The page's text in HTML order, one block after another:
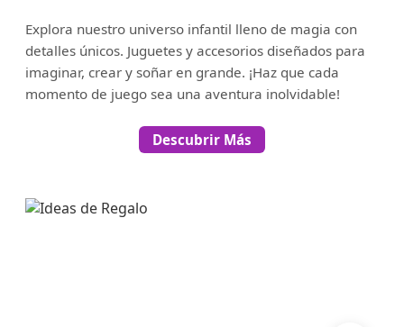
Explora nuestro universo infantil lleno de magia con
detalles únicos. Juguetes y accesorios diseñados para
imaginar, crear y soñar en grande. ¡Haz que cada
momento de juego sea una aventura inolvidable!
Descubrir Más